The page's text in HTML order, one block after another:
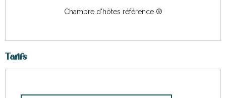
Chambre d'hôtes référence ®
Tarifs